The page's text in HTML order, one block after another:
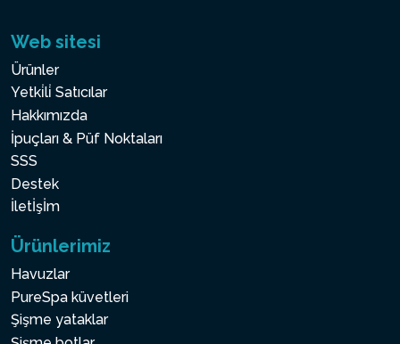
Web sitesi
Ürünler
Yetki̇li̇ Satıcılar
Hakkımızda
İpuçları & Püf Noktaları
SSS
Destek
İletİşİm
Ürünlerimiz
Havuzlar
PureSpa küvetleri
Şişme yataklar